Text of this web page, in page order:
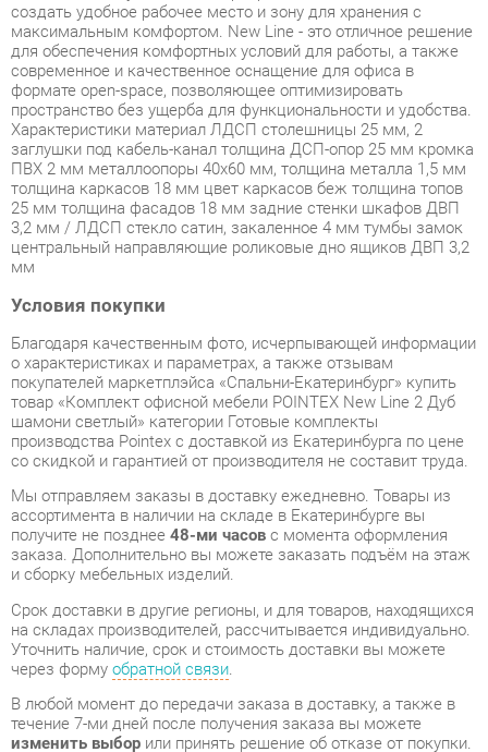
формате open-space, позволяющее оптимизировать
пространство без ущерба для функциональности и удобства.
Характеристики материал ЛДСП столешницы 25 мм, 2
заглушки под кабель-канал толщина ДСП-опор 25 мм кромка
ПВХ 2 мм металлоопоры 40х60 мм, толщина металла 1,5 мм
толщина каркасов 18 мм цвет каркасов беж толщина топов
25 мм толщина фасадов 18 мм задние стенки шкафов ДВП
3,2 мм / ЛДСП стекло сатин, закаленное 4 мм тумбы замок
центральный направляющие роликовые дно ящиков ДВП 3,2
мм
Условия покупки
Благодаря качественным фото, исчерпывающей информации
о характеристиках и параметрах, а также отзывам
товар «Комплект офисной мебели POINTEX New Line 2 Дуб
производства Pointex с доставкой из Екатеринбурга по цене
со скидкой и гарантией от производителя не составит труда.
Мы отправляем заказы в доставку ежедневно. Товары из
ассортимента в наличии на складе в Екатеринбурге вы
получите не позднее48-ми часовс момента оформления
заказа. Дополнительно вы можете заказать подъём на этаж
и сборку мебельных изделий.
Срок доставки в другие регионы, и для товаров, находящихся
на складах производителей, рассчитывается индивидуально.
Уточнить наличие, срок и стоимость доставки вы можете
через формуобратной связи.
течение 7-ми дней после получения заказа вы можете
изменить выборили принять решение об отказе от покупки.
Несмотря на качественную упаковку, готовые комплекты
заметили дефект при приёме - мы заменим поврежденную
деталь.Повторная доставкатовара -бесплатна.